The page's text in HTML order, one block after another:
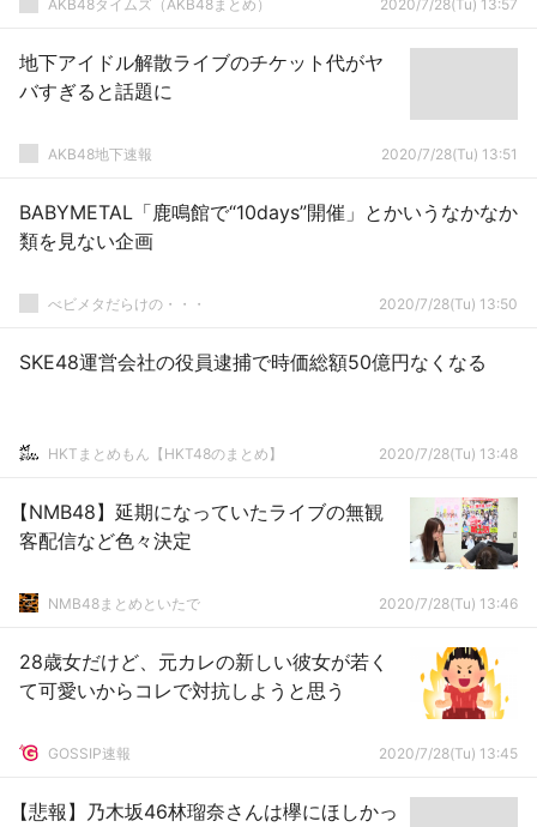
AKB48タイムズ（AKB48まとめ） 2020/7/28(Tu) 13:57
地下アイドル解散ライブのチケット代がヤ
バすぎると話題に
AKB48地下速報 2020/7/28(Tu) 13:51
BABYMETAL「鹿鳴館で“10days”開催」とかいうなかなか
類を見ない企画
べビメタだらけの・・・ 2020/7/28(Tu) 13:50
SKE48運営会社の役員逮捕で時価総額50億円なくなる
HKTまとめもん【HKT48のまとめ】 2020/7/28(Tu) 13:48
【NMB48】延期になっていたライブの無観
客配信など色々決定
NMB48まとめといたで 2020/7/28(Tu) 13:46
28歳女だけど、元カレの新しい彼女が若く
て可愛いからコレで対抗しようと思う
GOSSIP速報 2020/7/28(Tu) 13:45
【悲報】乃木坂46林瑠奈さんは欅にほしかっ